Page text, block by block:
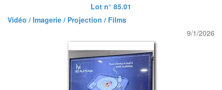
Lot n° 85.01
Vidéo / Imagerie / Projection / Films
9/1/2026